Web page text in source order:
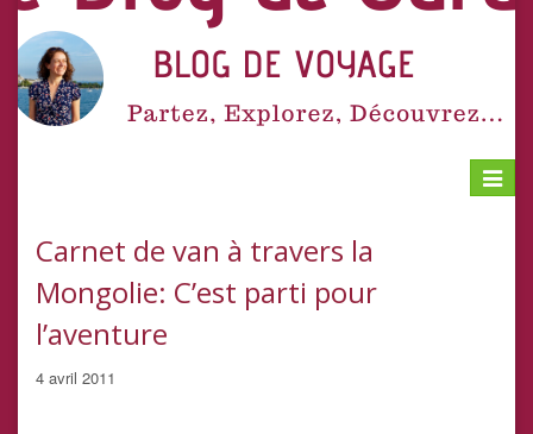
Toggle
Carnet de van à travers la
Mongolie: C’est parti pour
l’aventure
4 avril 2011